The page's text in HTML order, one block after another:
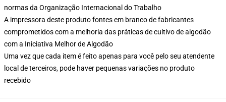
normas da Organização Internacional do Trabalho
A impressora deste produto fontes em branco de fabricantes
comprometidos com a melhoria das práticas de cultivo de algodão
com a Iniciativa Melhor de Algodão
Uma vez que cada item é feito apenas para você pelo seu atendente
local de terceiros, pode haver pequenas variações no produto
recebido